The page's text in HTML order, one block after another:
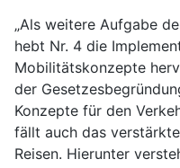
„Als weitere Aufgabe
hebt Nr. 4 die
Mobilitätskonzepte
der
Konzepte für den
fällt auch das
Reisen. Hierunter